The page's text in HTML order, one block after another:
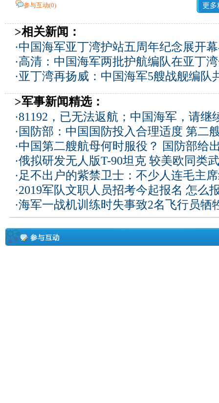
参与互动(0) 更多
>相关新闻：
·中国海军亚丁湾护站五周年纪念展开
·高清：中国海军两批护航编队在亚丁
·亚丁湾再扬威：中国海军5艘战舰编队
>军事新闻精选：
·81192，已无法返航；中国海军，请继
· 国防部：中国国防投入合理适度 第二
·中国第二艘航母何时服役？ 国防部给
·俄拟研发无人版T-90坦克 较美欧同类
·足不出户的紫禁卫士：不少人连毛主
·2019军队文职人员招考今起报名 怎么
·海军一战机训练时失事致2名飞行员牺